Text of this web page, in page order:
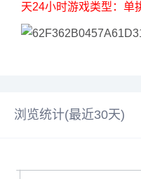
天24小时游戏类型：单
浏览统计(最近30天)